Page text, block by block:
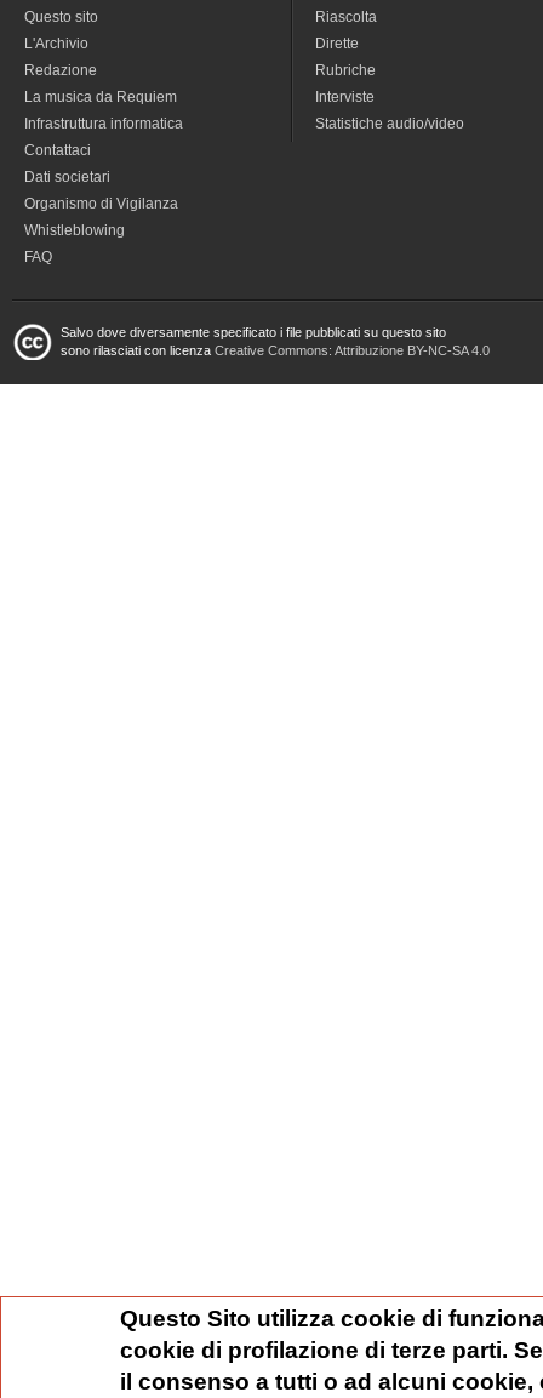
Questo sito
L'Archivio
Redazione
La musica da Requiem
Infrastruttura informatica
Contattaci
Dati societari
Organismo di Vigilanza
Whistleblowing
FAQ
Riascolta
Dirette
Rubriche
Interviste
Statistiche audio/video
Salvo dove diversamente specificato i file pubblicati su questo sito
sono rilasciati con licenza Creative Commons: Attribuzione BY-NC-SA 4.0
Questo Sito utilizza cookie di
cookie di profilazione di terze parti.
il consenso a tutti o ad alcuni